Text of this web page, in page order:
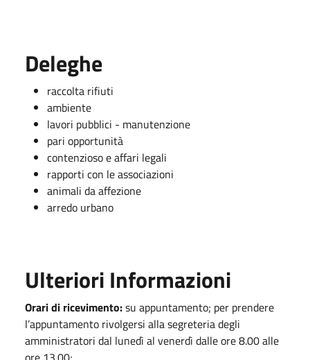
Deleghe
raccolta rifiuti
ambiente
lavori pubblici - manutenzione
pari opportunità
contenzioso e affari legali
rapporti con le associazioni
animali da affezione
arredo urbano
Ulteriori Informazioni
Orari di ricevimento:su appuntamento; per prendere
l’appuntamento rivolgersi alla segreteria degli
amministratori dal lunedì al venerdì dalle ore 8.00 alle